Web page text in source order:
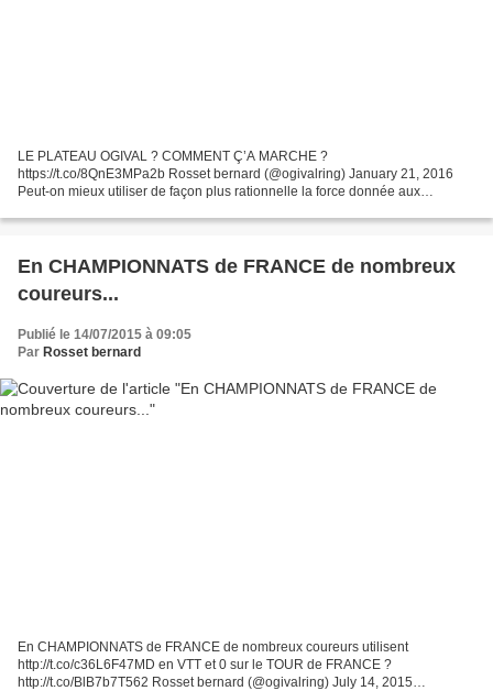
LE PLATEAU OGIVAL ? COMMENT Ç’A MARCHE ?
https://t.co/8QnE3MPa2b Rosset bernard (@ogivalring) January 21, 2016
Peut-on mieux utiliser de façon plus rationnelle la force donnée aux
maintenant...
En CHAMPIONNATS de FRANCE de nombreux
coureurs...
Publié le 14/07/2015 à 09:05
Par Rosset bernard
En CHAMPIONNATS de FRANCE de nombreux coureurs utilisent
http://t.co/c36L6F47MD en VTT et 0 sur le TOUR de FRANCE ?
http://t.co/BlB7b7T562 Rosset bernard (@ogivalring) July 14, 2015